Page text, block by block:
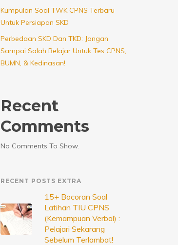
Kumpulan Soal TWK CPNS Terbaru
Untuk Persiapan SKD
Perbedaan SKD Dan TKD: Jangan
Sampai Salah Belajar Untuk Tes CPNS,
BUMN, & Kedinasan!
Recent
Comments
No Comments To Show.
RECENT POSTS EXTRA
15+ Bocoran Soal
Latihan TIU CPNS
(Kemampuan Verbal) :
Pelajari Sekarang
Sebelum Terlambat!